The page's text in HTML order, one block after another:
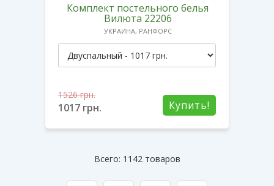
Комплект постельного белья
Вилюта 22206
УКРАИНА, РАНФОРС
Купить!
1526грн.
1017 грн.
Всего: 1142 товаров